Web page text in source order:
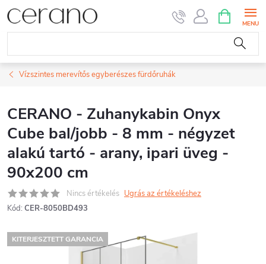
Ugrás
KOSÁR
Vízszintes merevítős egyberészes fürdőruhák
CERANO - Zuhanykabin Onyx
Cube bal/jobb - 8 mm - négyzet
alakú tartó - arany, ipari üveg -
90x200 cm
Nincs értékelés Ugrás az értékeléshez
Kód: CER-8050BD493
KITERJESZTETT GARANCIA